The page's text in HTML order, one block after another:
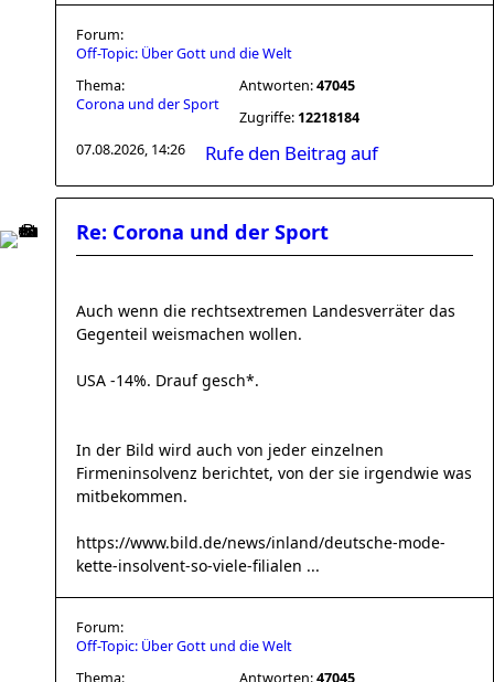
Forum:
Off-Topic: Über Gott und die Welt
Thema:
Corona und der Sport
Antworten:47045
Zugriffe: 12218184
07.08.2026, 14:26
Rufe den Beitrag auf
Re: Corona und der Sport
Auch wenn die rechtsextremen Landesverräter das
Gegenteil weismachen wollen.
USA -14%. Drauf gesch*.
In der Bild wird auch von jeder einzelnen
Firmeninsolvenz berichtet, von der sie irgendwie was
mitbekommen.
https://www.bild.de/news/inland/deutsche-mode-
kette-insolvent-so-viele-filialen ...
Forum:
Off-Topic: Über Gott und die Welt
Thema:
Antworten:47045